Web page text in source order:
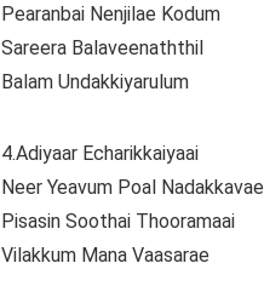
Pearanbai Nenjilae Kodum
Sareera Balaveenaththil
Balam Undakkiyarulum
4.Adiyaar Echarikkaiyaai
Neer Yeavum Poal Nadakkavae
Pisasin Soothai Thooramaai
Vilakkum Mana Vaasarae